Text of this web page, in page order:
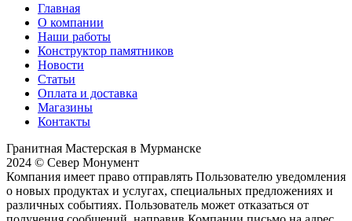
Главная
О компании
Наши работы
Конструктор памятников
Новости
Статьи
Оплата и доставка
Магазины
Контакты
Гранитная Мастерская в Мурманске
2024 © Север Монумент
Компания имеет право отправлять Пользователю уведомления
о новых продуктах и услугах, специальных предложениях и
различных событиях. Пользователь может отказаться от